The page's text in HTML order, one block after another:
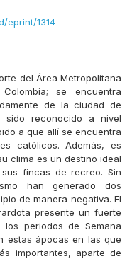
eprint/1314
del Área Metropolitana
se encuentra
de la ciudad de
reconocido a nivel
a que allí se encuentra
católicos. Además, es
clima es un destino ideal
fincas de recreo. Sin
han generado dos
de manera negativa. El
presente un fuerte
los periodos de Semana
estas ápocas en las que
importantes, aparte de